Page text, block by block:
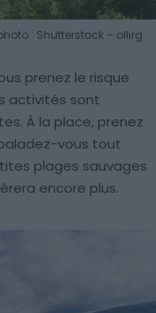
: Shutterstock – ollirg
prenez le risque
activités sont
À la place, prenez
vous tout
plages sauvages
encore plus.